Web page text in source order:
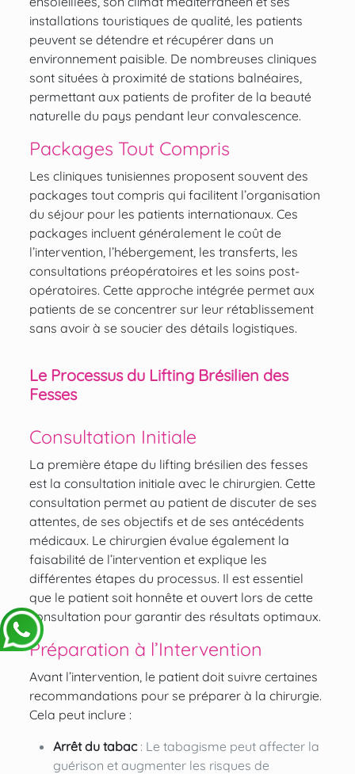
installations touristiques de qualité, les patients
peuvent se détendre et récupérer dans un
environnement paisible. De nombreuses cliniques
sont situées à proximité de stations balnéaires,
permettant aux patients de profiter de la beauté
naturelle du pays pendant leur convalescence.
Packages Tout Compris
Les cliniques tunisiennes proposent souvent des
packages tout compris qui facilitent l’organisation
du séjour pour les patients internationaux. Ces
packages incluent généralement le coût de
l’intervention, l’hébergement, les transferts, les
consultations préopératoires et les soins post-
opératoires. Cette approche intégrée permet aux
patients de se concentrer sur leur rétablissement
sans avoir à se soucier des détails logistiques.
Le Processus du Lifting Brésilien des
Fesses
Consultation Initiale
La première étape du lifting brésilien des fesses
est la consultation initiale avec le chirurgien. Cette
consultation permet au patient de discuter de ses
attentes, de ses objectifs et de ses antécédents
médicaux. Le chirurgien évalue également la
faisabilité de l’intervention et explique les
différentes étapes du processus. Il est essentiel
que le patient soit honnête et ouvert lors de cette
consultation pour garantir des résultats optimaux.
Préparation à l’Intervention
Avant l’intervention, le patient doit suivre certaines
recommandations pour se préparer à la chirurgie.
Cela peut inclure :
Arrêt du tabac: Le tabagisme peut affecter la
guérison et augmenter les risques de